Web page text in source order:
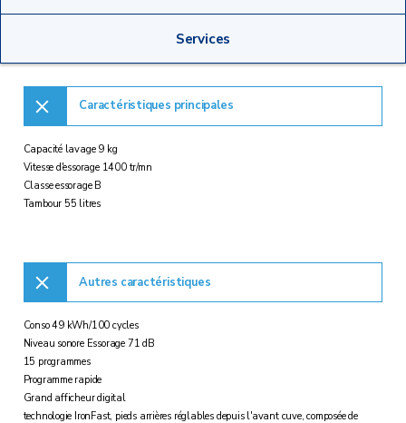
Services
Caractéristiques principales
Capacité lavage 9 kg
Vitesse d'essorage 1400 tr/mn
Classe essorage B
Tambour 55 litres
Autres caractéristiques
Conso 49 kWh/100 cycles
Niveau sonore Essorage 71 dB
15 programmes
Programme rapide
Grand afficheur digital
technologie IronFast, pieds arrières réglables depuis l'avant cuve, composée de